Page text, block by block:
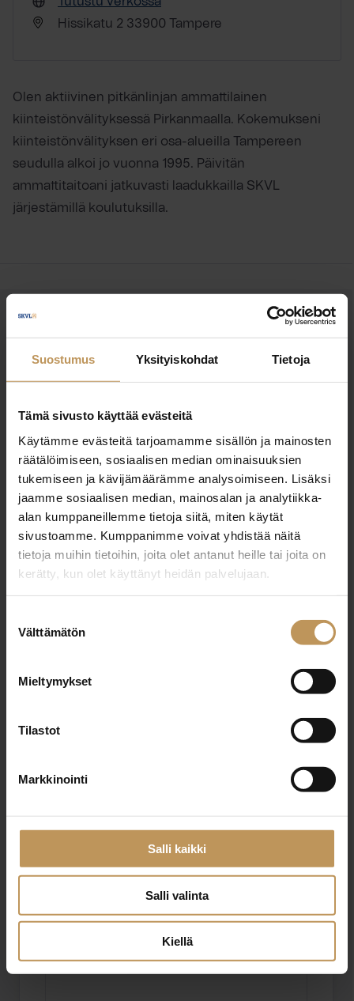
Suostumus Yksityiskohdat Tietoja
Tämä sivusto käyttää evästeitä
Käytämme evästeitä tarjoamamme sisällön ja mainosten
räätälöimiseen, sosiaalisen median ominaisuuksien
tukemiseen ja kävijämäärämme analysoimiseen. Lisäksi
jaamme sosiaalisen median, mainosalan ja analytiikka-
alan kumppaneillemme tietoja siitä, miten käytät
sivustoamme. Kumppanimme voivat yhdistää näitä
tietoja muihin tietoihin, joita olet antanut heille tai joita on
kerätty, kun olet käyttänyt heidän palvelujaan.
valinta
Välttämätön
Mieltymykset
Tilastot
Markkinointi
Salli kaikki
Salli valinta
Kiellä
Hissikatu 2 33900 Tampere
Olen aktiivinen pitkänlinjan ammattilainen
kiinteistönvälityksessä Pirkanmaalla. Kokemukseni
kiinteistönvälityksen eri osa-alueilla Tampereen
seudulla alkoi jo vuonna 1995. Päivitän
ammattitaitoani jatkuvasti laadukkailla SKVL
järjestämillä koulutuksilla.
Miten voin auttaa
asuntoasioissa?
Jätä yhteystietosi, niin otan yhteyttä
Riitta Ojala
0500729473
riitta.ojala@huoneistolinja.fi
"*" näyttää pakolliset kentät
Nimi*